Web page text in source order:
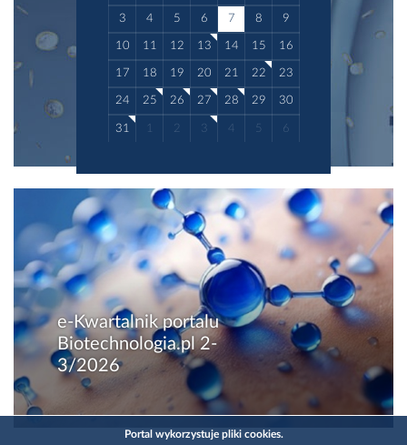
3 4 5 6 7 8 9
10 11 12 13 14 15 16
17 18 19 20 21 22 23
24 25 26 27 28 29 30
31 1 2 3 4 5 6
e-Kwartalnik portalu
Biotechnologia.pl 2-
3/2026
Portal wykorzystuje pliki cookies.